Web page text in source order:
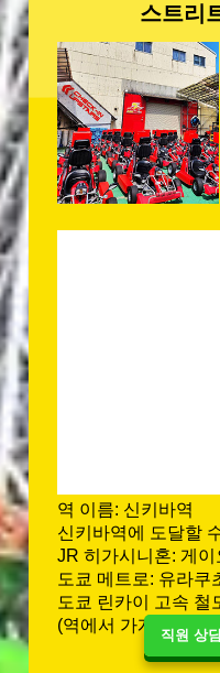
직원 상
스트리
역 이름: 신키바역
신키바역에 도달할
JR 히가시니혼: 게이
도쿄 메트로: 유라쿠
도쿄 린카이 고속 철
(역에서 가게까지 도